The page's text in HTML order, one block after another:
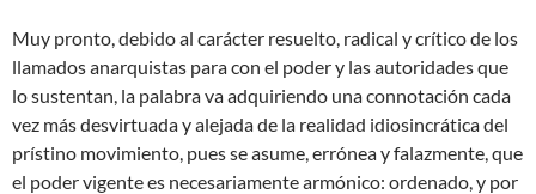
Muy pronto, debido al carácter resuelto, radical y crítico de los
llamados anarquistas para con el poder y las autoridades que
lo sustentan, la palabra va adquiriendo una connotación cada
vez más desvirtuada y alejada de la realidad idiosincrática del
prístino movimiento, pues se asume, errónea y falazmente, que
el poder vigente es necesariamente armónico: ordenado, y por